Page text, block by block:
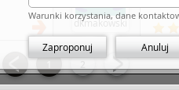
dkmakowski
1
Warunki korzystania, dane
Zaproponuj Anuluj